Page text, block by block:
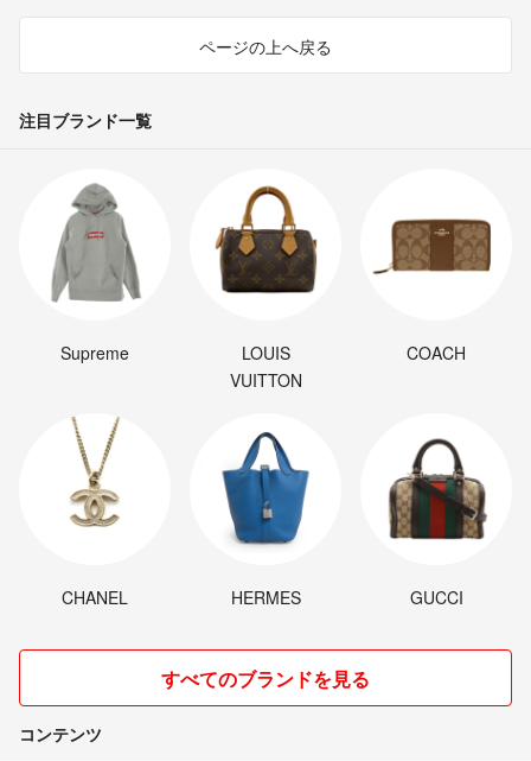
ページの上へ戻る
注目ブランド一覧
Supreme
LOUIS
VUITTON
COACH
CHANEL HERMES GUCCI
すべてのブランドを見る
コンテンツ